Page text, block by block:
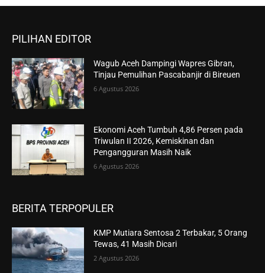
PILIHAN EDITOR
Wagub Aceh Dampingi Wapres Gibran,
Tinjau Pemulihan Pascabanjir di Bireuen
6 Agustus 2026
Ekonomi Aceh Tumbuh 4,86 Persen pada
Triwulan II 2026, Kemiskinan dan
Pengangguran Masih Naik
6 Agustus 2026
BERITA TERPOPULER
KMP Mutiara Sentosa 2 Terbakar, 5 Orang
Tewas, 41 Masih Dicari
2 Agustus 2026